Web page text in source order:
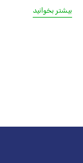
بیشتر بخوانید